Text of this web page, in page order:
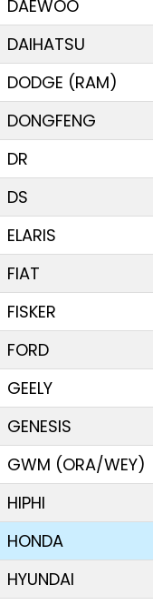
DAEWOO
DAIHATSU
DODGE (RAM)
DONGFENG
DR
DS
ELARIS
FIAT
FISKER
FORD
GEELY
GENESIS
GWM (ORA/WEY)
HIPHI
HONDA
HYUNDAI